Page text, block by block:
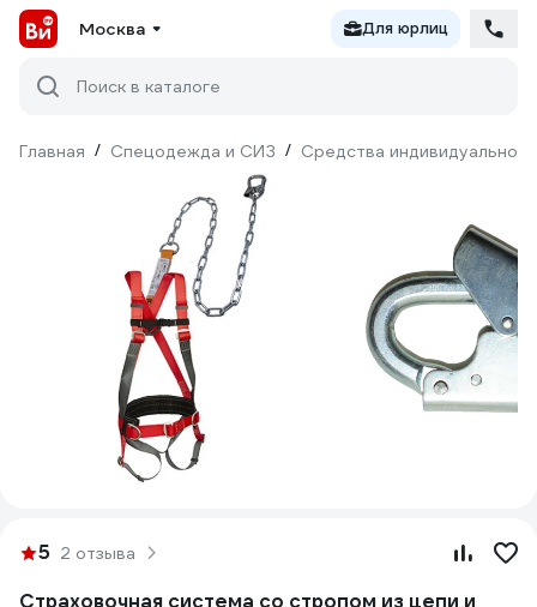
Москва Для юрлиц
Поиск в каталоге
Главная / Спецодежда и СИЗ / Средства индивидуальной
5 2 отзыва
Страховочная система со стропом из цепи и